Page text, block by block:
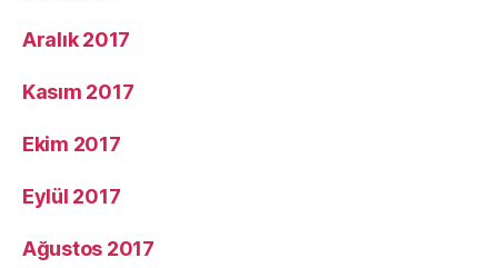
Aralık 2017
Kasım 2017
Ekim 2017
Eylül 2017
Ağustos 2017